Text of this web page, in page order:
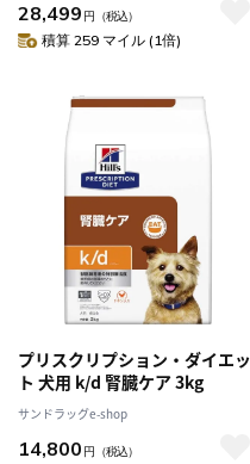
28,499 円 （税込）
積算 259 マイル (1倍)
プリスクリプション・ダイエッ
ト 犬用 k/d 腎臓ケア 3kg
サンドラッグe-shop
14,800 円 （税込）